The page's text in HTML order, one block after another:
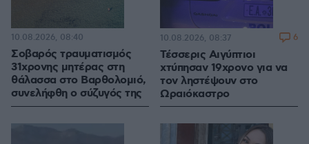
Σοβαρός τραυματισμός
31χρονης μητέρας στη
θάλασσα στο Βαρθολομιό,
συνελήφθη ο σύζυγός της
10.08.2026, 08:40
Τέσσερις Αιγύπτιοι
χτύπησαν 19χρονο για να
τον ληστέψουν στο
Ωραιόκαστρο
10.08.2026, 08:37 6